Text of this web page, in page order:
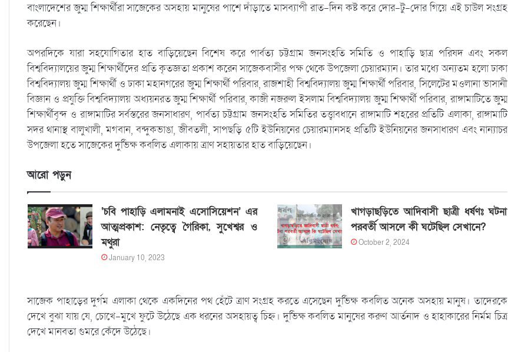
বাংলাদেশের জুম্ম শিক্ষার্থীরা সাজেকের অসহায় মানুষের পাশে দাঁড়াতে মাসব্যাপী রাত-দিন কষ্ট করে দোর-টু-দোর গিয়ে এই চাউল সংগ্রহ
করেছেন।
অপরদিকে যারা সহযোগিতার হাত বাড়িয়েছেন বিশেষ করে পার্বত্য চট্টগ্রাম জনসংহতি সমিতি ও পাহাড়ি ছাত্র পরিষদ এবং সকল
বিশ্ববিদ্যালয়ের জুম্ম শিক্ষার্থীদের প্রতি কৃতজ্ঞতা প্রকাশ করেন সাজেকবাসীর পক্ষ থেকে উপজেলা চেয়ারম্যান। তার মধ্যে অন্যতম হলো ঢাকা
বিশ্ববিদ্যালয় জুম্ম শিক্ষার্থী ও ঢাকা মহানগরের জুম্ম শিক্ষার্থী পরিবার, রাজশাহী বিশ্ববিদ্যালয় জুম্ম শিক্ষার্থী পরিবার, সিলেটের মওলানা ভাসানী
বিজ্ঞান ও প্রযুক্তি বিশ্ববিদ্যালয় অধ্যয়নরত জুম্ম শিক্ষার্থী পরিবার, কাজী নজরুল ইসলাম বিশ্ববিদ্যালয় জুম্ম শিক্ষার্থী পরিবার, রাঙ্গামাটিতে জুম্ম
শিক্ষার্থীবৃন্দ ও রাঙ্গামাটির সর্বস্তরের জনসাধারণ, পার্বত্য চট্টগ্রাম জনসংহতি সমিতির তত্ত্বাবধানে রাঙ্গামাটি শহরের প্রতিটি এলাকা, রাঙ্গামাটি
সদর থানাস্থ বালুখালী, মগবান, বন্দুকভাঙা, জীবতলী, সাপছড়ি ৫টি ইউনিয়নের চেয়ারম্যানসহ প্রতিটি ইউনিয়নের জনসাধারণ এবং নান্যাচর
উপজেলা হতে সাজেকের দুর্ভিক্ষ কবলিত এলাকায় ত্রাণ সহায়তার হাত বাড়িয়েছেন।
আরো পড়ুন
‘চবি পাহাড়ি এলামনাই এসোসিয়েশন’ এর
আত্মপ্রকাশ: নেতৃত্বে গৈরিকা, সুখেশ্বর ও
মথুরা
January 10, 2023
খাগড়াছড়িতে আদিবাসী ছাত্রী ধর্ষণঃ ঘটনা
পরবর্তী আসলে কী ঘটেছিল সেখানে?
October 2, 2024
সাজেক পাহাড়ের দুর্গম এলাকা থেকে একদিনের পথ হেঁটে ত্রাণ সংগ্রহ করতে এসেছেন দুর্ভিক্ষ কবলিত অনেক অসহায় মানুষ। তাদেরকে
দেখে বুঝা যায় যে, চোখে-মুখে ফুটে উঠেছে এক ধরনের অসহায়ত্ব চিহ্ন। দুর্ভিক্ষ কবলিত মানুষের করুণ আর্তনাদ ও হাহাকারের নির্মম চিত্র
দেখে মানবতা গুমরে কেঁদে উঠেছে।